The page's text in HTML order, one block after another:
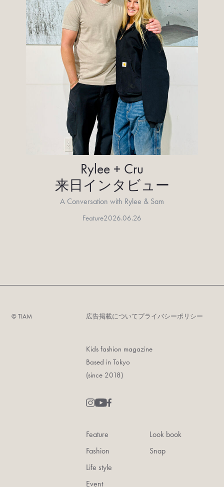
Rylee + Cru
来日インタビュー
A Conversation with Rylee & Sam
Feature2026.06.26
©︎ TIAM 広告掲載についてプライバシーポリシー
Kids fashion magazine
Based in Tokyo
(since 2018)
Feature
Fashion
Life style
Event
Look book
Snap